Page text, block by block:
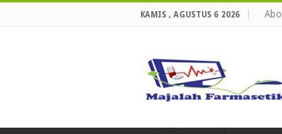
KAMIS , AGUSTUS 6 2026